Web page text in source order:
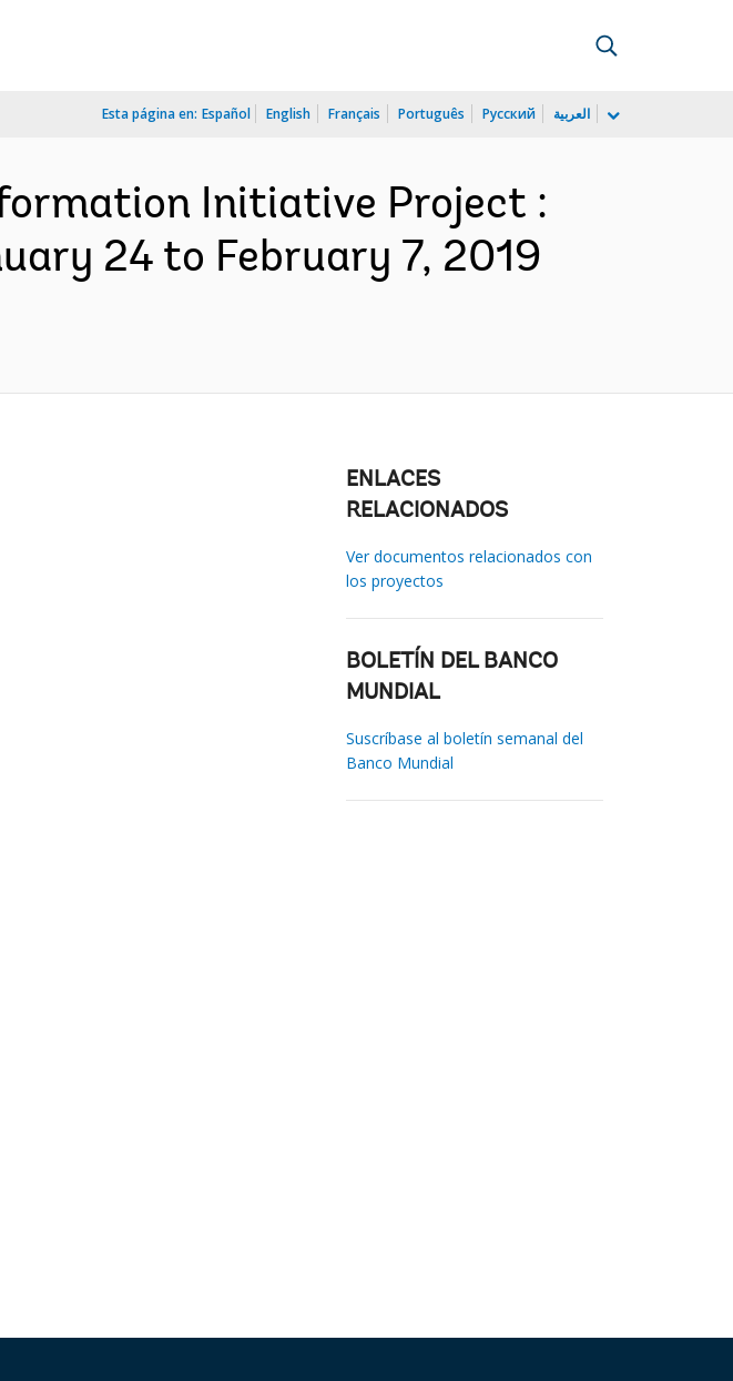
Esta página en: Español English Français Português Русский العربية
Initiative Project :
24 to February 7, 2019
ENLACES
RELACIONADOS
Ver documentos relacionados con
los proyectos
BOLETÍN DEL BANCO
MUNDIAL
Suscríbase al boletín semanal del
Banco Mundial